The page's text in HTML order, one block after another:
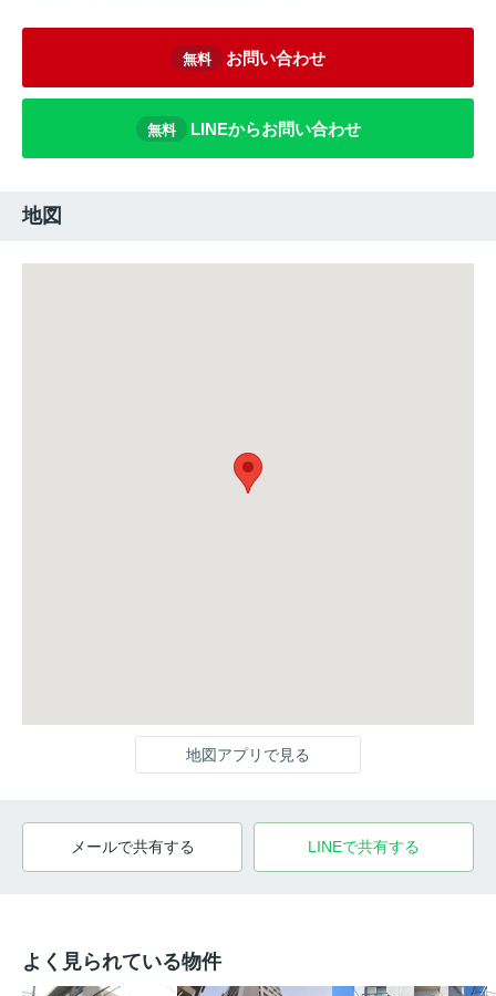
無料 お問い合わせ
無料 LINEからお問い合わせ
地図
地図アプリで見る
メールで共有する LINEで共有する
よく見られている物件